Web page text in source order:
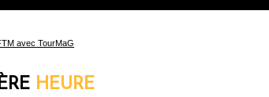
voyage
HEURE